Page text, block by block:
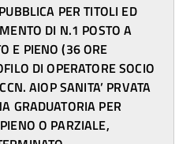
PER TITOLI ED
DI N.1 POSTO A
E PIENO (36 ORE
DI OPERATORE SOCIO
AIOP SANITA’ PRVATA
GRADUATORIA PER
O PARZIALE,